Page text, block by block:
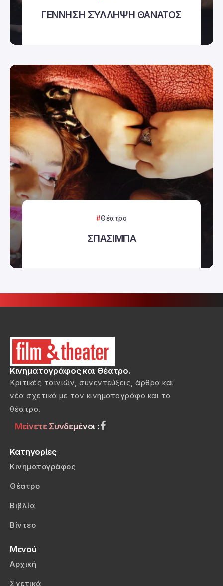
ΓΕΝΝΗΣΗ ΣΥΛΛΗΨΗ ΘΑΝΑΤΟΣ
Θέατρο
ΣΠΑΣΙΜΠΑ
Κινηματογράφος και Θέατρο.
Κριτικές ταινιών, συνεντεύξεις, άρθρα και
νέα σχετικά με τον κινηματογράφο και το
θέατρο.
Μείνετε Συνδεμένοι :
Κατηγορίες
Κινηματογράφος
Θέατρο
Βιβλία
Βίντεο
Μενού
Αρχική
Σχετικά